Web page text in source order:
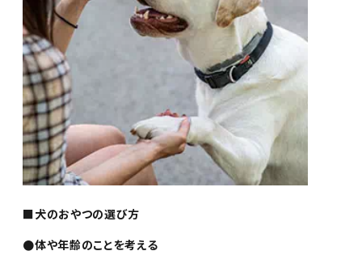
■犬のおやつの選び方
●体や年齢のことを考える